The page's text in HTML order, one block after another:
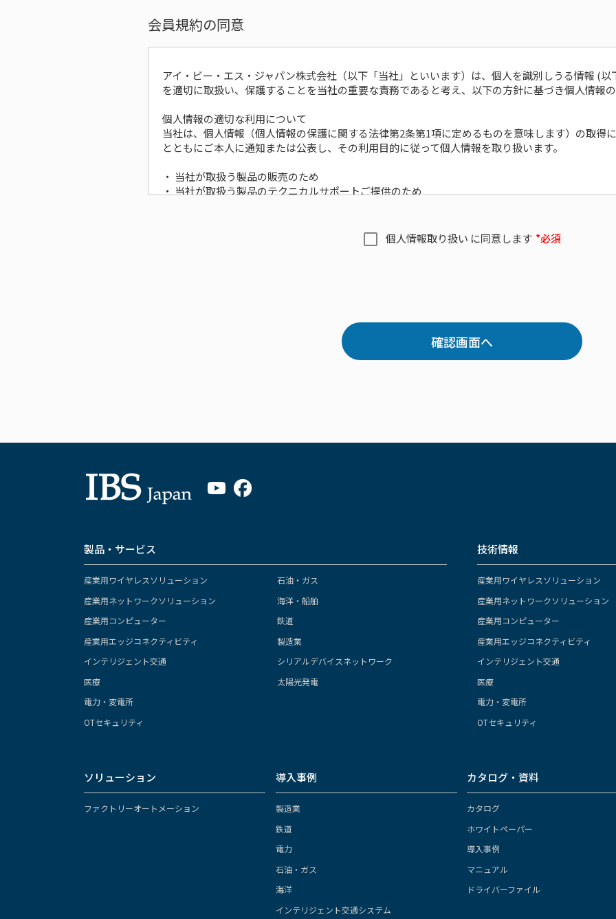
会員規約の同意
アイ・ビー・エス・ジャパン株式会社（以下「当社」といいます）は、個人を識別しうる情報 (
を適切に取扱い、保護することを当社の重要な責務であると考え、以下の方針に基づき個人情報の
個人情報の適切な利用について
当社は、個人情報（個人情報の保護に関する法律第2条第1項に定めるものを意味します）の取得
とともにご本人に通知または公表し、その利用目的に従って個人情報を取り扱います。
・ 当社が取扱う製品の販売のため
・ 当社が取扱う製品のテクニカルサポートご提供のため
・ お問合せ時のご本人確認ならびに内容確認のため
き、ご本人の同意を得ることなく、第三者に開示はいたしません。
当社は、個人情報をその利用目的の範囲内で利用することを含む業務を第三者に委託する場合は
有し、かつ適正に管理することが確実な者を選定するとともに、個人情報の適切な管理を指導・監
切な手段を用いた情報セキュリティ対策の実施により予防保護を図るとともに、必要に応じて当
います。 また、安全対策上の問題が確認された場合など、速やかにその原因を特定し、是正措置を
ー）を使用しております。Cookies（クッキー）は、利用者がそのサービスをご利用いただく際に
録されます。保存された記録によって、そのユーザーが初めてそのサービスをご利用いただいて
ているか、ログイン中かどうかといった行動履歴を個人情報と紐づけ把握、分析する場合がありま
Cookies（クッキー）の受け入れを拒否する設定を行うことも可能です。ただし、一部サービスが
がある点につきましては、あらかじめご了承ください。
免責事項
ますようお願いします。 当社は、その帰責事由を問わず、サービスの停止、中断により生じたユ
切その損害賠償義務を免責されるものとします。
個人情報取り扱い に同意します *必須
確認画面へ
製品・サービス
産業用ワイヤレスソリューション
産業用ネットワークソリューション
産業用コンピューター
産業用エッジコネクティビティ
インテリジェント交通
医療
電力・変電所
OTセキュリティ
石油・ガス
海洋・船舶
鉄道
製造業
シリアルデバイスネットワーク
太陽光発電
技術情報
産業用ワイヤレスソリューション
産業用ネットワークソリューション
産業用コンピューター
産業用エッジコネクティビティ
インテリジェント交通
医療
電力・変電所
OTセキュリティ
ソリューション
ファクトリーオートメーション
導入事例
製造業
鉄道
電力
石油・ガス
海洋
インテリジェント交通システム
カタログ・資料
カタログ
ホワイトペーパー
導入事例
マニュアル
ドライバーファイル